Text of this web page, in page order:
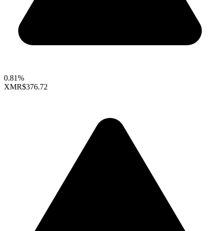
0.81%
XMR$376.72